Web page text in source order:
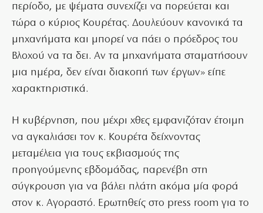
περίοδο, με ψέματα συνεχίζει να πορεύεται και
τώρα ο κύριος Κουρέτας. Δουλεύουν κανονικά τα
μηχανήματα και μπορεί να πάει ο πρόεδρος του
Βλοχού να τα δει. Αν τα μηχανήματα σταματήσουν
μια ημέρα, δεν είναι διακοπή των έργων» είπε
χαρακτηριστικά.
Η κυβέρνηση, που μέχρι χθες εμφανιζόταν έτοιμη
να αγκαλιάσει τον κ. Κουρέτα δείχνοντας
μεταμέλεια για τους εκβιασμούς της
προηγούμενης εβδομάδας, παρενέβη στη
σύγκρουση για να βάλει πλάτη ακόμα μία φορά
στον κ. Αγοραστό. Ερωτηθείς στο press room για το